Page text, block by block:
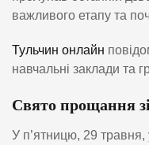
важливого етапу та
Тульчин онлайн
навчальні заклади та
Свято прощання
У п’ятницю, 29 травня,